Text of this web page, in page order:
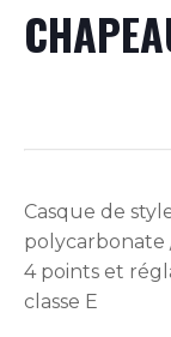
Casque de
polycarbonate
4 points et
classe E